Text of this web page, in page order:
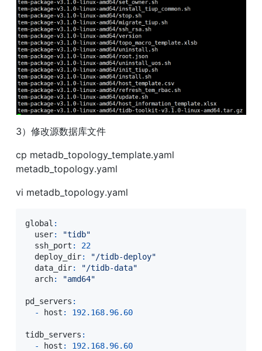
3）修改源数据库文件
cp metadb_topology_template.yaml
metadb_topology.yaml
vi metadb_topology.yaml
global :
  user
:
"tidb"
  ssh_port
:
22
  deploy_dir
:
"/tidb-deploy"
  data_dir
:
"/tidb-data"
  arch
: "amd64"
pd_servers :
-
host : 192.168.96.60
tidb_servers :
-
host : 192.168.96.60